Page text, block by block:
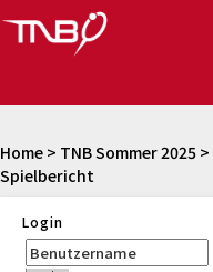
Spielbericht
Home > TNB Sommer 2025 >
Login